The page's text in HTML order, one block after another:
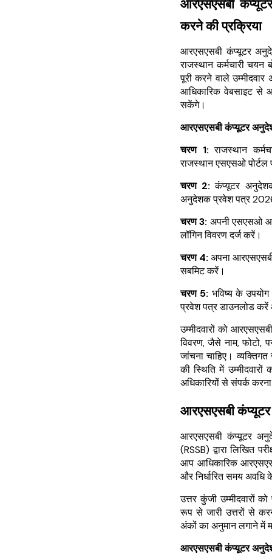
आरएसएसबी
करने की प्रक्रिया
आरएसएसबी कंप्यूटर
राजस्थान कर्मचारी चयन
पूरी करने वाले
आधिकारिक वेबसाइट से
सकेंगे।
आरएसएसबी कंप्यूटर
चरण 1: राजस्थान
राजस्थान एसएसओ पोर्टल
चरण 2:कंप्यूटर
अनुदेशक प्रवेश पत्र
चरण 3: अपनी एसएसओ
लॉगिन विवरण दर्ज करें।
चरण 4: अपना
सबमिट करें।
चरण 5: भविष्य के
प्रवेश पत्र डाउनलोड
उम्मीदवारों को
विवरण, जैसे नाम, फोटो,
जांचना चाहिए।
की स्थिति में
अधिकारियों से संपर्क
आरएसएसबी
आरएसएसबी कंप्यूटर
(RSSB) द्वारा लिखित
आप आधिकारिक
और निर्धारित समय अवधि
उत्तर कुंजी उम्मीदवारों को
रूप से जारी उत्तरों से
अंकों का अनुमान लगाने में
आरएसएसबी कंप्यूटर